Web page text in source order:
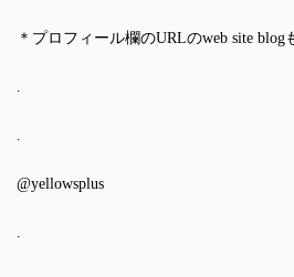
＊プロフィール欄のURLのweb site
.
.
@yellowsplus
.